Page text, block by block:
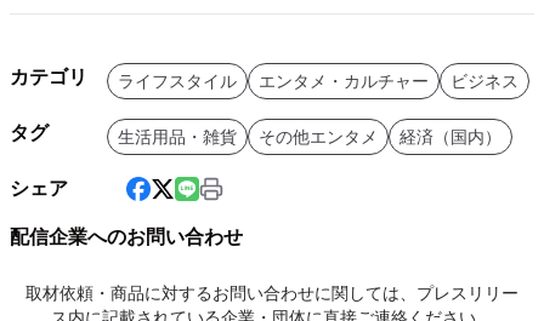
カテゴリ ライフスタイル エンタメ・カルチャー ビジネス
タグ 生活用品・雑貨 その他エンタメ 経済（国内）
シェア
配信企業へのお問い合わせ
取材依頼・商品に対するお問い合わせに関しては、プレスリリー